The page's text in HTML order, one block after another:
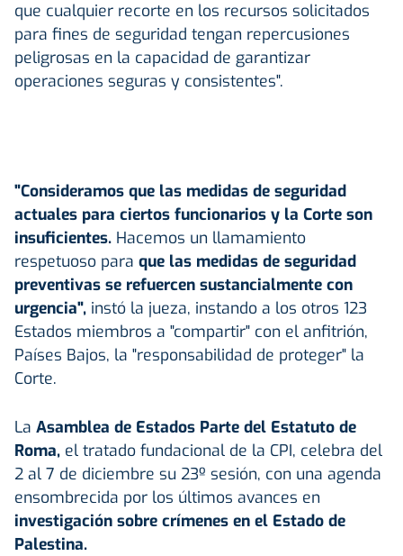
que cualquier recorte en los recursos solicitados
para fines de seguridad tengan repercusiones
peligrosas en la capacidad de garantizar
operaciones seguras y consistentes".
"Consideramos que las medidas de seguridad
actuales para ciertos funcionarios y la Corte son
insuficientes. Hacemos un llamamiento
respetuoso para que las medidas de seguridad
preventivas se refuercen sustancialmente con
urgencia", instó la jueza, instando a los otros 123
Estados miembros a "compartir" con el anfitrión,
Países Bajos, la "responsabilidad de proteger" la
Corte.
La Asamblea de Estados Parte del Estatuto de
Roma, el tratado fundacional de la CPI, celebra del
2 al 7 de diciembre su 23º sesión, con una agenda
ensombrecida por los últimos avances en
investigación sobre crímenes en el Estado de
Palestina.